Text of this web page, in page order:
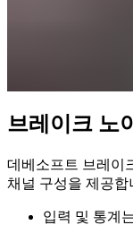
브레이크 노
데베소프트 브레이
채널 구성을 제공합
입력 및 통계